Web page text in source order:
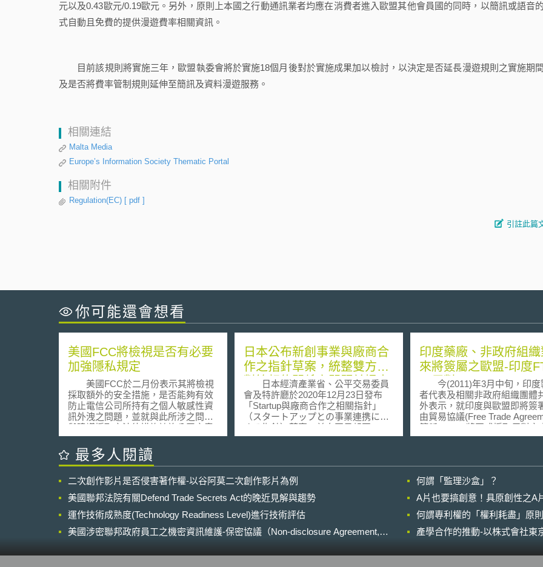
元以及0.43歐元/0.19歐元。另外，原則上本國之行動通訊業者均應在消費者進入歐盟其他會員國的同時，以簡訊或語音
式自動且免費的提供漫遊費率相關資訊。
目前該規則將實施三年，歐盟執委會將於實施18個月後對於實施成果加以檢討，以決定是否延長漫遊規則之實施期
及是否將費率管制規則延伸至簡訊及資料漫遊服務。
相關連結
Malta Media
Europe’s Information Society Thematic Portal
相關附件
Regulation(EC) [ pdf ]
引註此篇
你可能還會想看
美國FCC將檢視是否有必要
加強隱私規定
美國FCC於二月份表示其將檢視
採取額外的安全措施，是否能夠有效
防止電信公司所持有之個人敏感性資
訊外洩之問題，並就與此所涉之問題
與建議採取之法律措施諮詢公眾之意
見。此次諮詢的議題包括目前電信公
司所採取的安全措施為何、此等措施
存有何種缺失、以及採取何種措施將
就以下五種特定的安全措施，諮詢公
眾之意見，包括： (1) 由消費者設定
密碼。 (2) 建立一套查驗機制，此一
機制必須能夠記錄消費者個人資料之
接近使用情況，包括時間、接近使用
的資料內容、接近使用人…等之資
網路資訊 (customer proprietary
日本公布新創事業與廠商合
作之指針草案，統整雙方不
對等契約關係之問題並提出
改善建議
日本經濟產業省、公平交易委員
會及特許廳於2020年12月23日發布
「Startup與廠商合作之相關指針」
（スタートアップとの事業連携に関
する指針）草案，並自同日起至2021
年1月25日止向外徵求公眾意見。近
關係亦浮現如名為共同研究、卻由大
型企業方獨占專利權等問題。基此，
配合2020年4月未來投資會議的決議
要求，統整新創事業與大型企業間不
對等契約關係的問題與提出改善建
議，並參考同年11月公平交易委員會
查報告最終版」（スタートアップの
印度藥廠、非政府組織
來將簽屬之歐盟-印度
示反對
今(2011)年3月中旬，印度
者代表及相關非政府組織團體
外表示，就印度與歐盟即將簽
由貿易協議(Free Trade
簡稱FTA)，將正式採取反對之
關於上述印度製藥業者代
身之利益而擬於日後雙方將所
FTA文件中，設置「資料專屬
而生；對此，代表印度境內多
之印度製藥協會(Indian
Pharmaceutical Alliance)秘書
Shah表示：「目前歐盟方面正
府同意其擬置入之資料專屬保
最多人閱讀
二次創作影片是否侵害著作權-以谷阿莫二次創作影片為例
何謂「監理沙盒」？
美國聯邦法院有關Defend Trade Secrets Act的晚近見解與趨勢
A片也要搞創意！具原創性之A
運作技術成熟度(Technology Readiness Level)進行技術評估
何謂專利權的「權利耗盡」原
美國涉密聯邦政府員工之機密資訊維護-保密協議（Non-disclosure Agreement,
產學合作的推動-以株式會社東